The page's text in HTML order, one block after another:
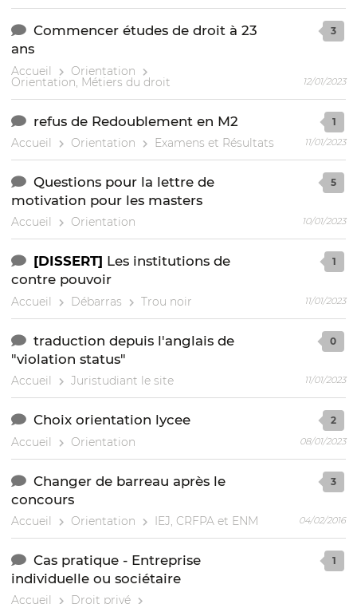
Commencer études de droit à 23
ans
Accueil Orientation
Orientation, Métiers du droit
3
12/01/2023
refus de Redoublement en M2
Accueil Orientation Examens et Résultats
1
11/01/2023
Questions pour la lettre de
motivation pour les masters
Accueil Orientation
5
10/01/2023
[DISSERT] Les institutions de
contre pouvoir
Accueil Débarras Trou noir
1
11/01/2023
traduction depuis l'anglais de
"violation status"
Accueil Juristudiant le site
0
11/01/2023
Choix orientation lycee
Accueil Orientation
2
08/01/2023
Changer de barreau après le
concours
Accueil Orientation IEJ, CRFPA et ENM
3
04/02/2016
Cas pratique - Entreprise
individuelle ou sociétaire
Accueil Droit privé
1